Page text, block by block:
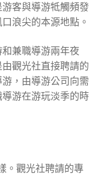
客與導游牴觸頻發
浪尖的本源地點。
兼職導游兩年夜
觀光社直接聘請的
，由導游公司向需
游在游玩淡季的時
。觀光社聘請的專